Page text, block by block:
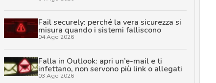
Fail securely: perché la vera sicurezza si
misura quando i sistemi falliscono
04 Ago 2026
Falla in Outlook: apri un’e-mail e ti
infettano, non servono più link o allegati
03 Ago 2026